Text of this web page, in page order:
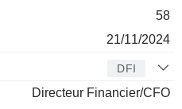
58
21/11/2024
DFI
Directeur Financier/CFO